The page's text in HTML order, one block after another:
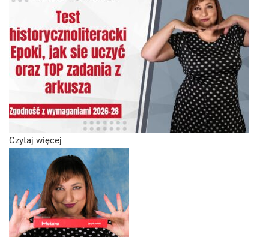
Czytaj więcej